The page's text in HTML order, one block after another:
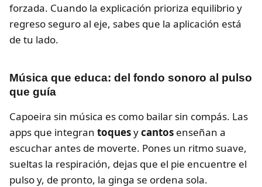
forzada. Cuando la explicación prioriza equilibrio y
regreso seguro al eje, sabes que la aplicación está
de tu lado.
Música que educa: del fondo sonoro al pulso
que guía
Capoeira sin música es como bailar sin compás. Las
apps que integran toquesycantos enseñan a
escuchar antes de moverte. Pones un ritmo suave,
sueltas la respiración, dejas que el pie encuentre el
pulso y, de pronto, la ginga se ordena sola.